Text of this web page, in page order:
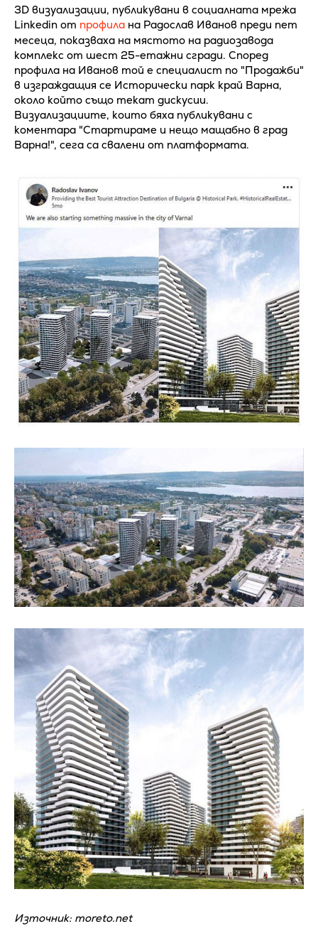
3D визуализации, публикувани в социалната мрежа
Linkedin от профила на Радослав Иванов преди пет
месеца, показваха на мястото на радиозавода
комплекс от шест 25-етажни сгради. Според
профила на Иванов той е специалист по "Продажби"
в изграждащия се Исторически парк край Варна,
около който също текат дискусии.
Визуализациите, които бяха публикувани с
коментара "Стартираме и нещо мащабно в град
Варна!", сега са свалени от платформата.
Източник: moreto.net